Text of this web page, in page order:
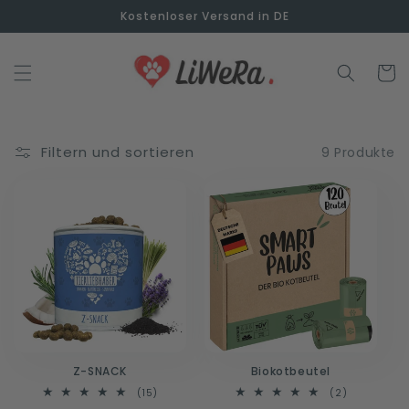
Inhalt
Kostenloser Versand in DE
Filtern und sortieren 9 Produkte
Z-SNACK
(15)
Biokotbeutel
(2)